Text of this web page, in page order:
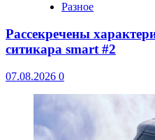
Разное
Рассекречены
ситикара smart #2
07.08.2026 0